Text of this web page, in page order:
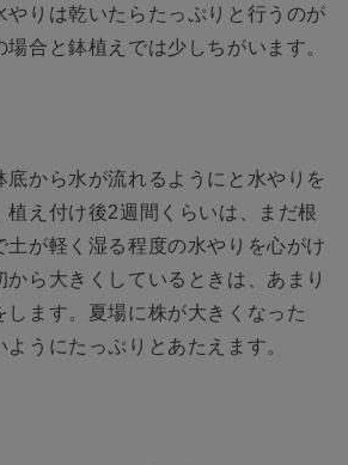
やりは乾いたらたっぷりと行うのが
合と鉢植えでは少しちがいます。
底から水が流れるようにと水やりを
植え付け後2週間くらいは、まだ根
土が軽く湿る程度の水やりを心がけ
から大きくしているときは、あまり
します。夏場に株が大きくなった
うにたっぷりとあたえます。